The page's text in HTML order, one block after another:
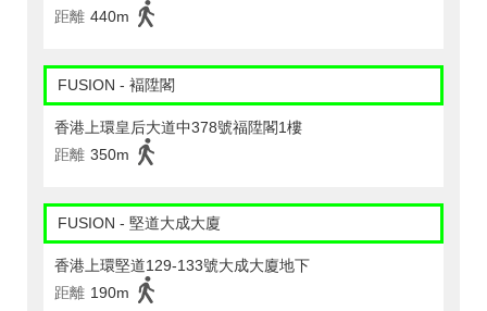
距離 440m
FUSION - 褔陞閣
香港上環皇后大道中378號福陞閣1樓
距離 350m
FUSION - 堅道大成大廈
香港上環堅道129-133號大成大廈地下
距離 190m